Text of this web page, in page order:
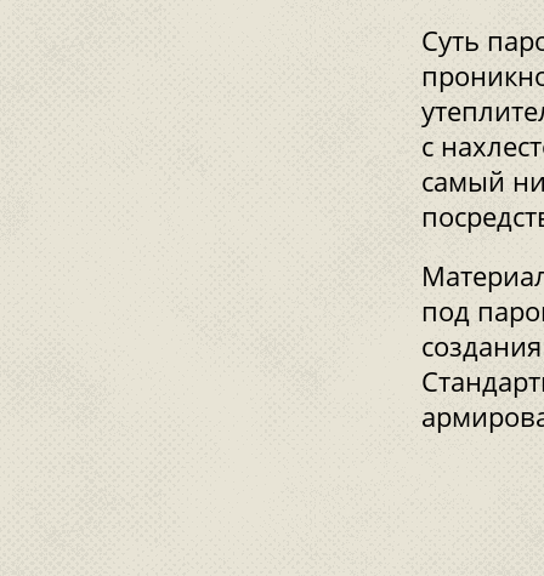
Суть
с
самый
под